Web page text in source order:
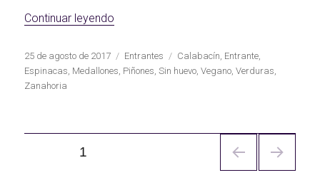
Continuar leyendo
Publicado
el
25 de agosto de 2017 Categorías
Entrantes Etiquetas
Calabacín, Entrante,
Espinacas, Medallones, Piñones,Sin huevo,Vegano,Verduras,
Zanahoria
PÁGINA1